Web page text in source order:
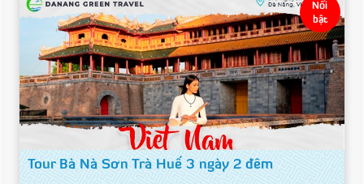
Nổi
bật
Tour Bà Nà Sơn Trà Huế 3 ngày 2 đêm